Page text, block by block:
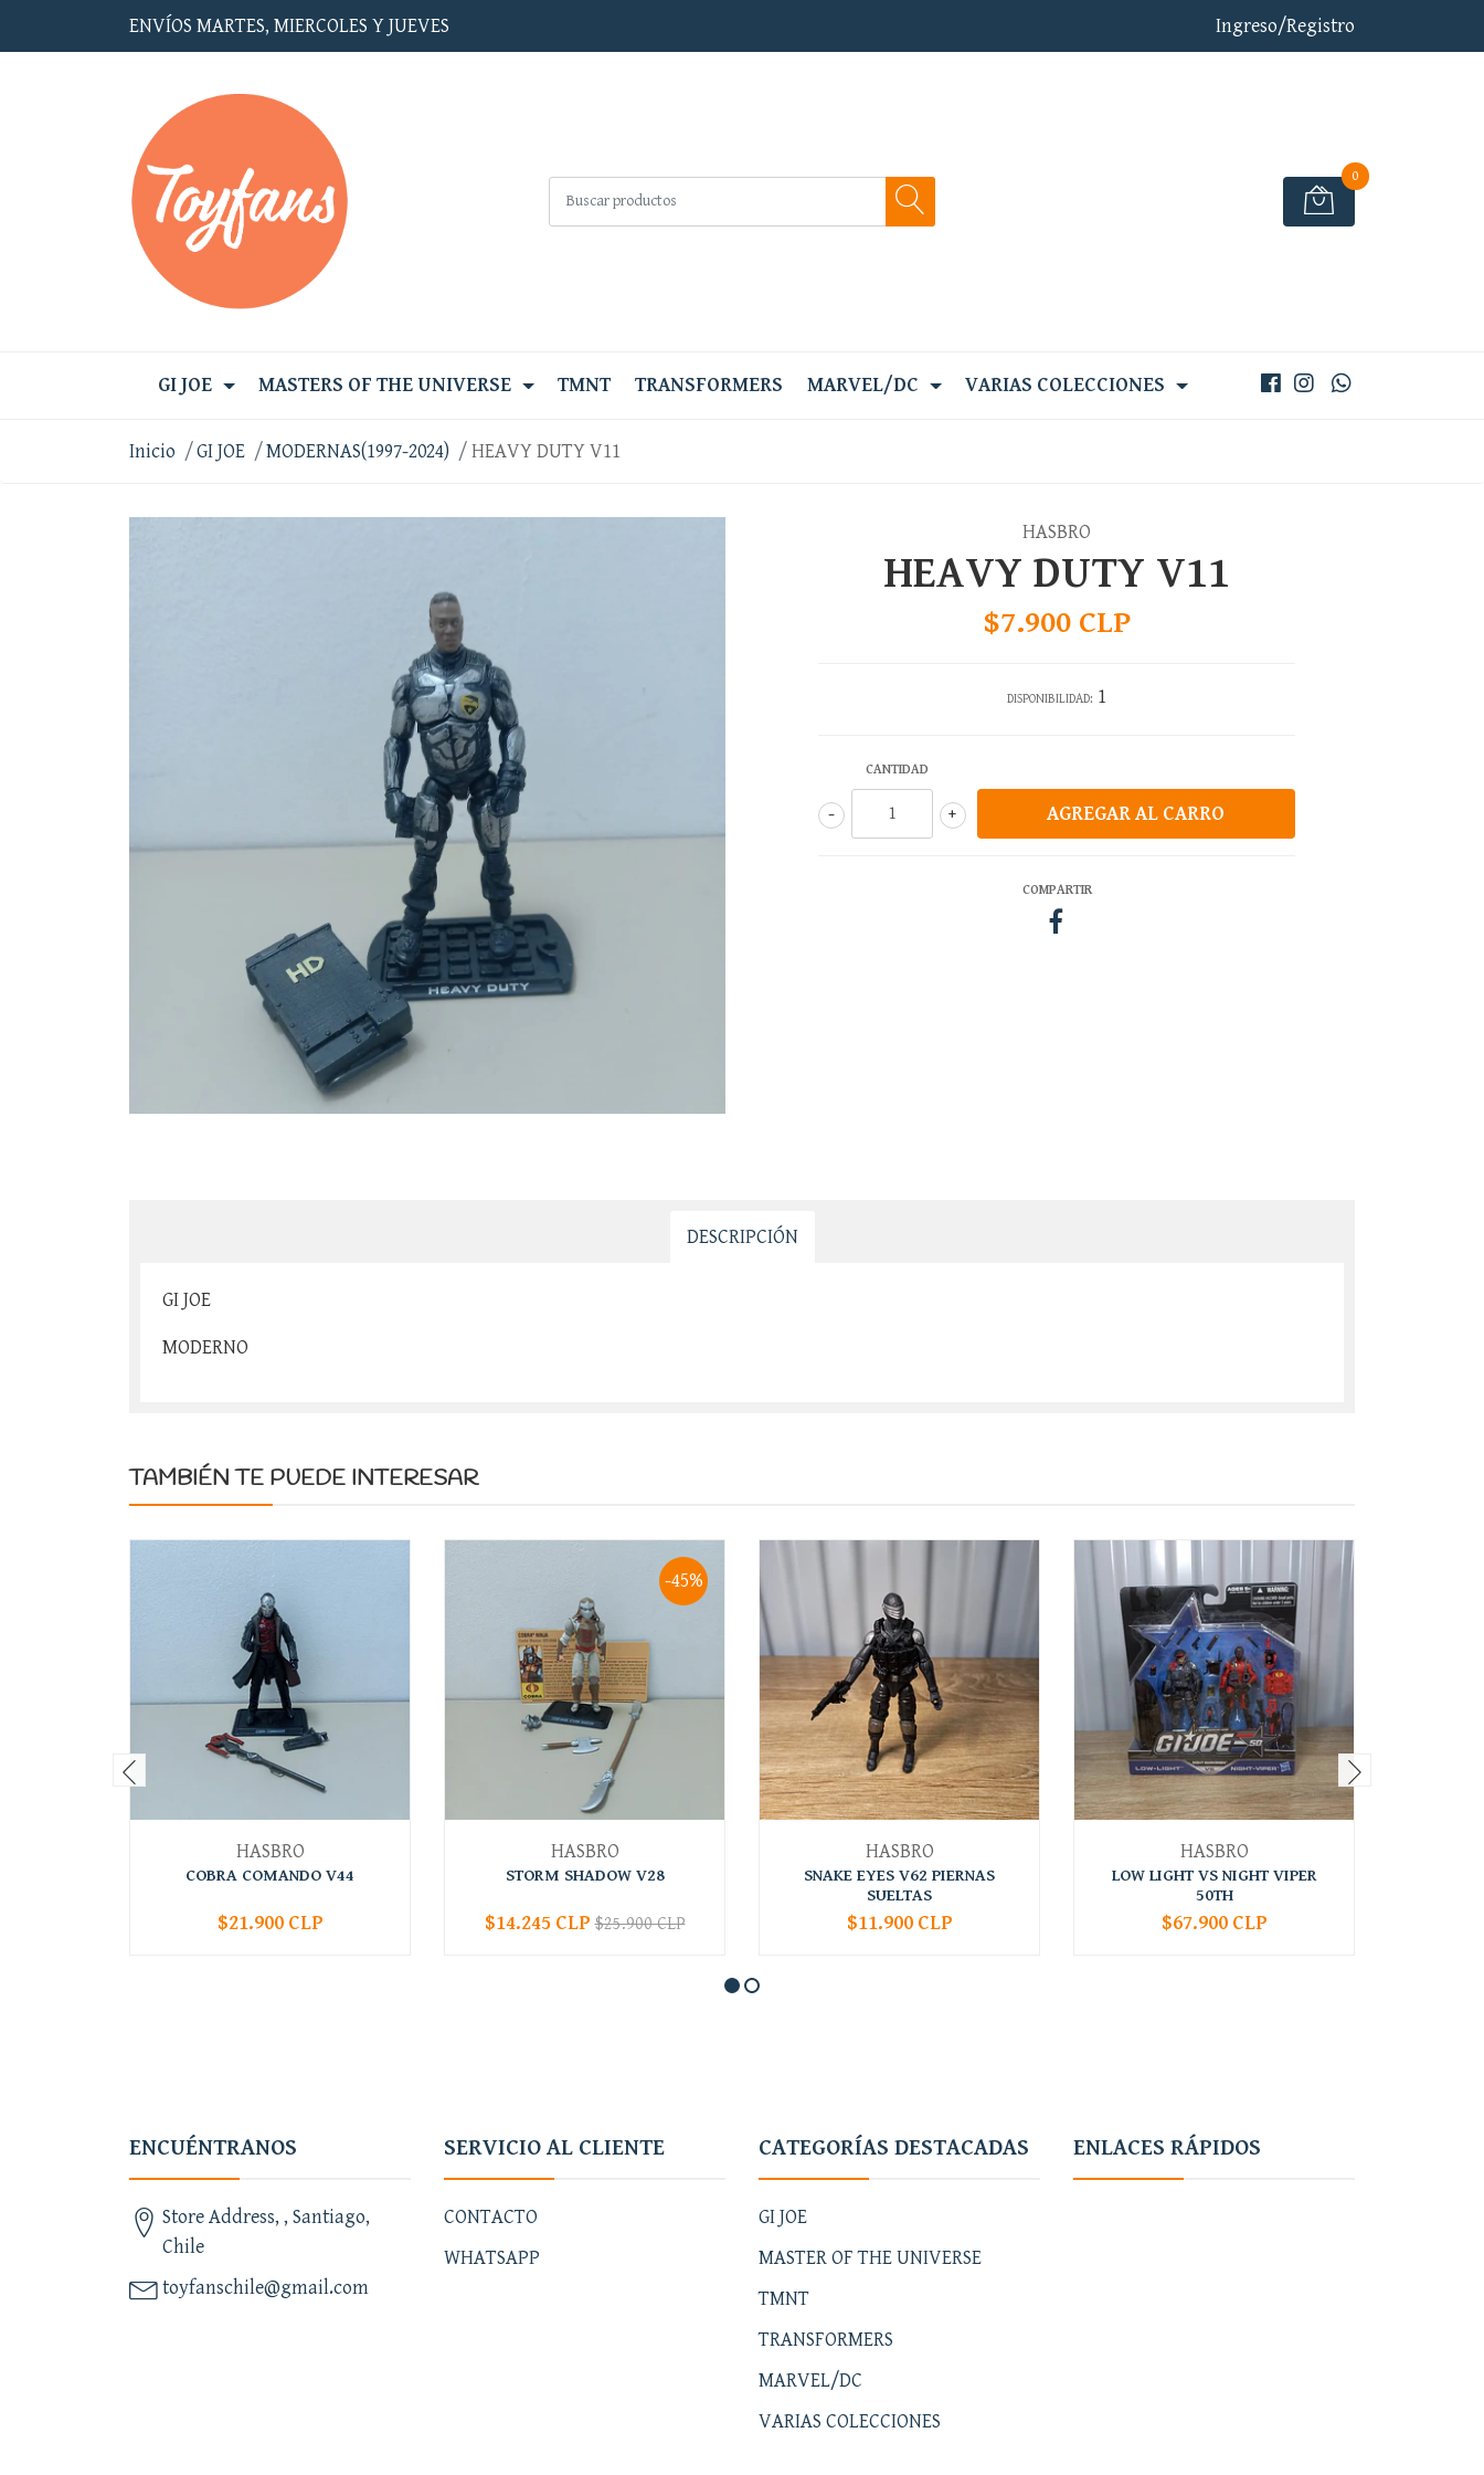
ENVÍOS MARTES, MIERCOLES Y JUEVES Ingreso/Registro
0
GI JOE MASTERS OF THE UNIVERSE TMNT TRANSFORMERS MARVEL/DC VARIAS COLECCIONES
Inicio GI JOE MODERNAS(1997-2024) HEAVY DUTY V11
HASBRO
HEAVY DUTY V11
$7.900 CLP
DISPONIBILIDAD: 1
CANTIDAD
+
-
COMPARTIR
DESCRIPCIÓN
GI JOE
MODERNO
TAMBIÉN TE PUEDE INTERESAR
HASBRO
COBRA COMANDO V44
+
$21.900 CLP
-45%
HASBRO
STORM SHADOW V28
+
$14.245 CLP$25.900 CLP
HASBRO
SNAKE EYES V62 PIERNAS
SUELTAS
+
$11.900 CLP
HASBRO
LOW LIGHT VS NIGHT VIPER
50TH
+
$67.900 CLP
ENCUÉNTRANOS
Store Address, , Santiago,
Chile
toyfanschile@gmail.com
SERVICIO AL CLIENTE
CONTACTO
WHATSAPP
CATEGORÍAS DESTACADAS
GI JOE
MASTER OF THE UNIVERSE
TMNT
TRANSFORMERS
MARVEL/DC
VARIAS COLECCIONES
ENLACES RÁPIDOS